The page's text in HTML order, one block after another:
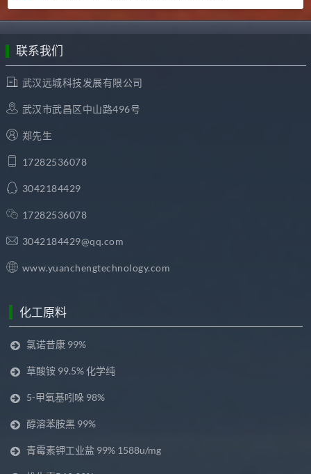
联系我们
武汉远城科技发展有限公司
武汉市武昌区中山路496号
郑先生
17282536078
3042184429
17282536078
3042184429@qq.com
www.yuanchengtechnology.com
化工原料
氯诺昔康 99%
草酸铵 99.5% 化学纯
5-甲氧基吲哚 98%
醇溶苯胺黑 99%
青霉素钾工业盐 99% 1588u/mg